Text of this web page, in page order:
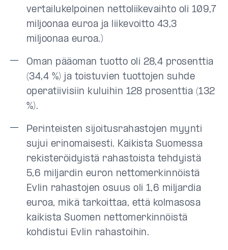
vertailukelpoinen nettoliikevaihto oli 109,7
miljoonaa euroa ja liikevoitto 43,3
miljoonaa euroa.)
Oman pääoman tuotto oli 28,4 prosenttia
(34,4 %) ja toistuvien tuottojen suhde
operatiivisiin kuluihin 128 prosenttia (132
%).
Perinteisten sijoitusrahastojen myynti
sujui erinomaisesti. Kaikista Suomessa
rekisteröidyistä rahastoista tehdyistä
5,6 miljardin euron nettomerkinnöistä
Evlin rahastojen osuus oli 1,6 miljardia
euroa, mikä tarkoittaa, että kolmasosa
kaikista Suomen nettomerkinnöistä
kohdistui Evlin rahastoihin.